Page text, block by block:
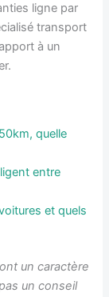
ligne par
transport
à un
quelle
entre
et quels
un caractère
un conseil